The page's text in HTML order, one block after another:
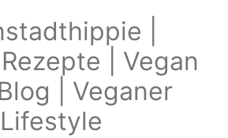
|
| Vegan
| Veganer
Lifestyle